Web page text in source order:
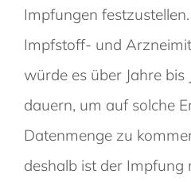
Impfungen
Impfstoff- und
würde es über Jahre
dauern, um auf solche
Datenmenge zu
deshalb ist der Impfung